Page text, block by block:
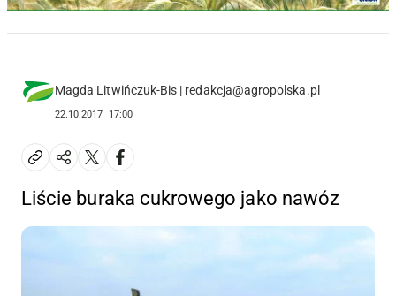
Magda Litwińczuk-Bis | redakcja@agropolska.pl
22.10.2017 17:00
Liście buraka cukrowego jako nawóz